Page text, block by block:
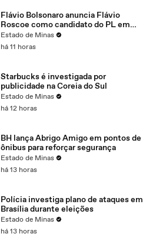
Flávio Bolsonaro anuncia Flávio
Roscoe como candidato do PL em
Minas
Estado de Minas
há 11 horas
Starbucks é investigada por
publicidade na Coreia do Sul
Estado de Minas
há 12 horas
BH lança Abrigo Amigo em pontos de
ônibus para reforçar segurança
Estado de Minas
há 13 horas
Polícia investiga plano de ataques em
Brasília durante eleições
Estado de Minas
há 13 horas